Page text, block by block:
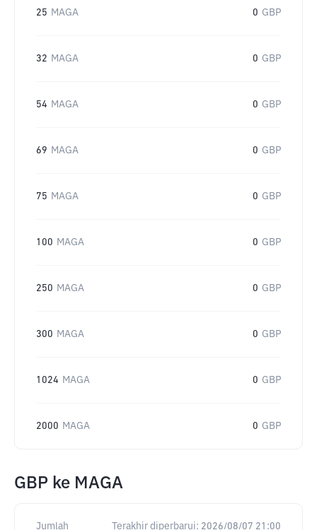
25 MAGA 0 GBP
32 MAGA 0 GBP
54 MAGA 0 GBP
69 MAGA 0 GBP
75 MAGA 0 GBP
100 MAGA 0 GBP
250 MAGA 0 GBP
300 MAGA 0 GBP
1024 MAGA 0 GBP
2000 MAGA 0 GBP
GBP ke MAGA
Jumlah Terakhir diperbarui: 2026/08/07 21:00